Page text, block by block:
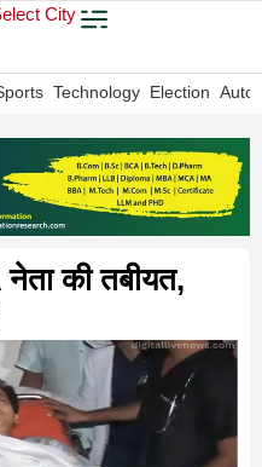
City
Technology Election Auto
की तबीयत,